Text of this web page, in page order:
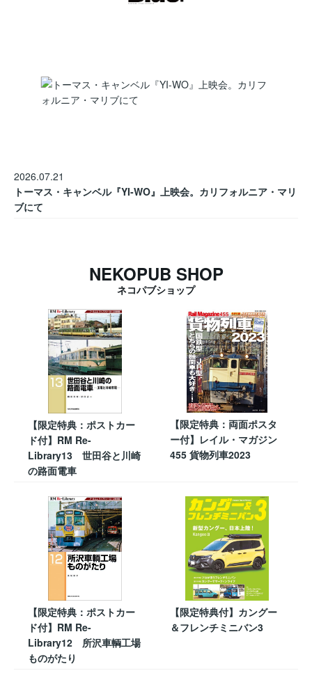
2026.07.21
トーマス・キャンベル『YI-WO』上映会。カリフォルニア・マリ
ブにて
NEKOPUB SHOP
ネコパブショップ
【限定特典：ポストカー
ド付】RM Re-
Library13 世田谷と川崎
の路面電車
【限定特典：両面ポスタ
ー付】レイル・マガジン
455 貨物列車2023
【限定特典：ポストカー
ド付】RM Re-
Library12 所沢車輌工場
ものがたり
【限定特典付】カングー
＆フレンチミニバン3